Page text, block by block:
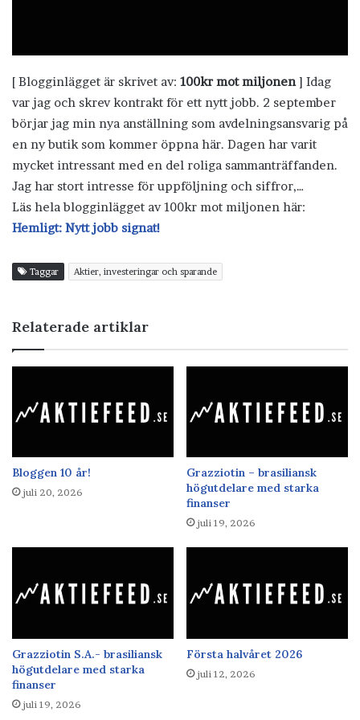
[ Blogginlägget är skrivet av: 100kr mot miljonen] Idag
var jag och skrev kontrakt för ett nytt jobb. 2 september
börjar jag min nya anställning som avdelningsansvarig på
en ny butik som kommer öppna här. Dagen har varit
mycket intressant med en del roliga sammanträffanden.
Jag har stort intresse för uppföljning och siffror,…
Läs hela blogginlägget av 100kr mot miljonen här:
Hemligt: Nytt jobb signat!
Taggar Aktier, investeringar och sparande
Relaterade artiklar
Bloggen 10 år!
juli 20, 2026
Grazziotin – brasiliansk
högutdelare med starka
finanser
juli 19, 2026
Grazziotin S.A.- brasiliansk
högutdelare med starka
finanser
juli 19, 2026
Första halvåret 2026
juli 12, 2026